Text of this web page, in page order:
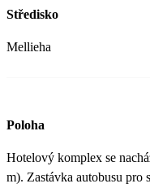
Středisko
Mellieha
Poloha
Hotelový komplex se
m). Zastávka autobusu pro